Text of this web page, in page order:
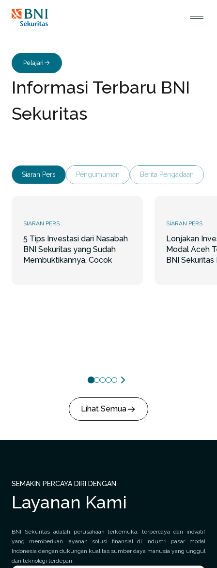
Investment Banking BNI Sekuritas dirancang untuk
Pelajari
Lonjakan Investor Pasar Modal Aceh
Informasi Terbaru BNI
Sekuritas
Siaran Pers Pengumuman Berita Pengadaan
SIARAN PERS
5 Tips Investasi dari Nasabah
BNI Sekuritas yang Sudah
Membuktikannya, Cocok
SIARAN PERS
Lonjakan
Modal Aceh
BNI
Lihat Semua
SEMAKIN PERCAYA DIRI DENGAN
Layanan Kami
BNI Sekuritas adalah perusahaan terkemuka, terpercaya dan inovatif
yang memberikan layanan solusi finansial di industri pasar modal
Indonesia dengan dukungan kualitas sumber daya manusia yang unggul
dan teknologi terdepan.